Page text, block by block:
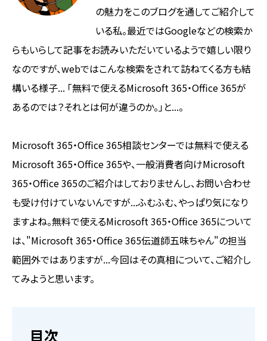
の魅力をこのブログを通してご紹介して
いる私。最近ではGoogleなどの検索か
らもいらして記事をお読みいただいているようで嬉しい限り
なのですが、webではこんな検索をされて訪ねてくる方も結
構いる様子... 「無料で使えるMicrosoft 365・Office 365が
あるのでは？それとは何が違うのか。」と...。
Microsoft 365・Office 365相談センターでは無料で使える
Microsoft 365・Office 365や、一般消費者向けMicrosoft
365・Office 365のご紹介はしておりませんし、お問い合わせ
も受け付けていないんですが...ふむふむ、やっぱり気になり
ますよね。無料で使えるMicrosoft 365・Office 365について
は、"Microsoft 365・Office 365伝道師五味ちゃん"の担当
範囲外ではありますが...今回はその真相について、ご紹介し
てみようと思います。
目次